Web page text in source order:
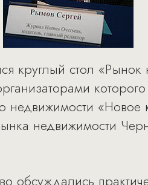
круглый стол
недвижимости
недвижимости
обсуждались